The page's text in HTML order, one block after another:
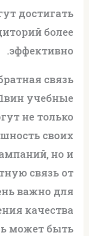
достигать
более
эффективно.
связь
учебные
не только
своих
но и
связь от
важно для
качества
может быть